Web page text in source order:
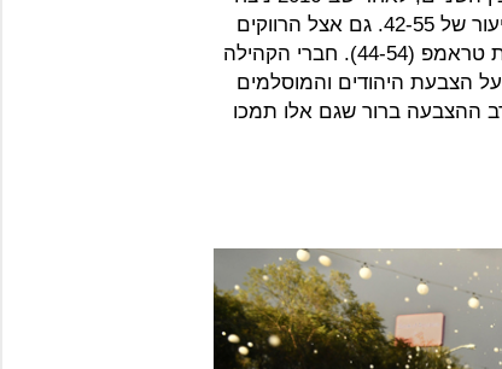
טראמפ 44-51. בעלי תואר אקדמי תמכו בביידן בשיעור של 42-55. גם אצל הרווקים
הוא הוביל בגדול, 40-57. הנשואים דווקא העדיפו את טראמפ (44-54). חברי הקהילה
לדמוקרטים – 28-61. נתונים על הצבעת היהודים והמוסלמים
ההצבעה ברור שגם אלו תמכו